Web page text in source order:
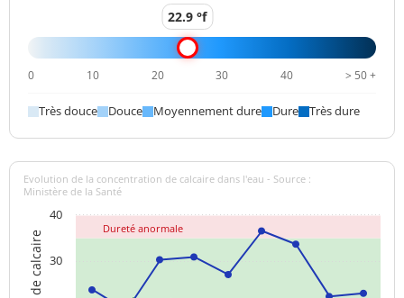
<1 n/mL
Manganèse total <0,2 µg/L
Ammonium (en NH4) <0,010 mg/L <=0,1 mg/L
>=6,5 et <=9
unité pH
Saveur (qualitatif)
Aucun
changement
anormal
Sulfates <=250 mg/L
22.9 °f
0 10 20 30 40 > 50 +
Très douce Douce Moyennement dure Dure Très dure
Dureté anormale
Evolution de la concentration de calcaire dans l'eau - Source :
Ministère de la Santé
30
40